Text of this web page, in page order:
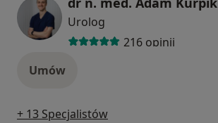
Urolog
216 opinii
Umów
+ 13 Specjalistów